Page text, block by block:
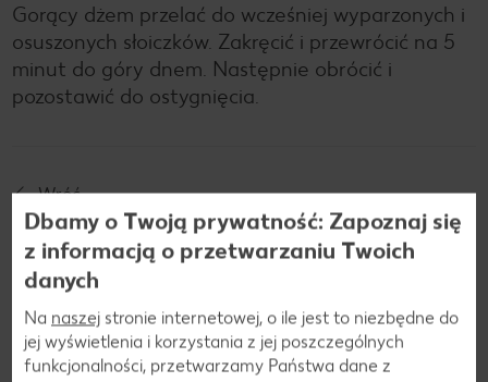
Gorący dżem przelać do wcześniej wyparzonych i
osuszonych słoiczków. Zakręcić i przewrócić na 5
minut do góry dnem. Następnie obrócić i
pozostawić do ostygnięcia.
Wróć
Dbamy o Twoją prywatność: Zapoznaj się
z informacją o przetwarzaniu Twoich
danych
Na naszej stronie internetowej, o ile jest to niezbędne do
jej wyświetlenia i korzystania z jej poszczególnych
funkcjonalności, przetwarzamy Państwa dane z